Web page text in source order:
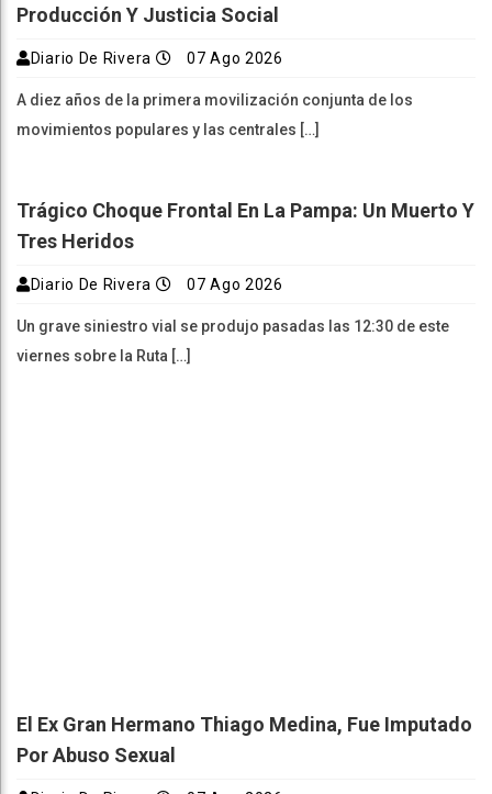
Producción Y Justicia Social
Diario De Rivera 07 Ago 2026
A diez años de la primera movilización conjunta de los
movimientos populares y las centrales […]
Trágico Choque Frontal En La Pampa: Un Muerto Y
Tres Heridos
Diario De Rivera 07 Ago 2026
Un grave siniestro vial se produjo pasadas las 12:30 de este
viernes sobre la Ruta […]
El Ex Gran Hermano Thiago Medina, Fue Imputado
Por Abuso Sexual